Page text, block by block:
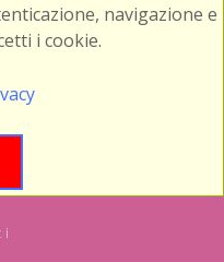
navigazione e
i cookie.